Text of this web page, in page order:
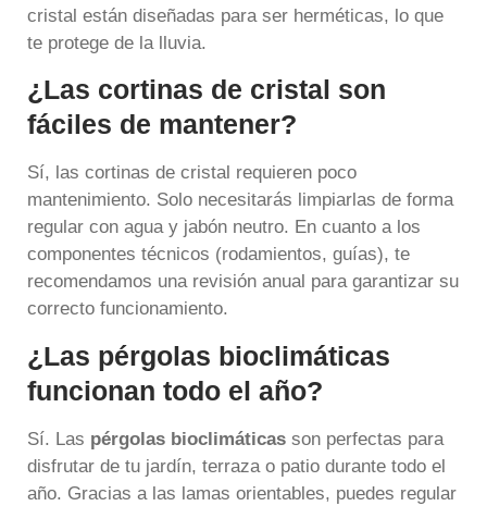
cristal están diseñadas para ser herméticas, lo que
te protege de la lluvia.
¿Las cortinas de cristal son
fáciles de mantener?
Sí, las cortinas de cristal requieren poco
mantenimiento. Solo necesitarás limpiarlas de forma
regular con agua y jabón neutro. En cuanto a los
componentes técnicos (rodamientos, guías), te
recomendamos una revisión anual para garantizar su
correcto funcionamiento.
¿Las pérgolas bioclimáticas
funcionan todo el año?
Sí. Las pérgolas bioclimáticas son perfectas para
disfrutar de tu jardín, terraza o patio durante todo el
año. Gracias a las lamas orientables, puedes regular